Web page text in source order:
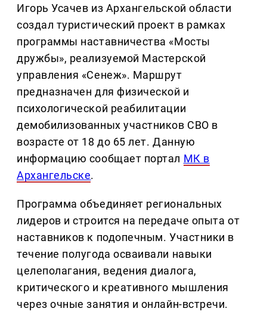
Игорь Усачев из Архангельской области
создал туристический проект в рамках
программы наставничества «Мосты
дружбы», реализуемой Мастерской
управления «Сенеж». Маршрут
предназначен для физической и
психологической реабилитации
демобилизованных участников СВО в
возрасте от 18 до 65 лет. Данную
информацию сообщает портал МК в
Архангельске.
Программа объединяет региональных
лидеров и строится на передаче опыта от
наставников к подопечным. Участники в
течение полугода осваивали навыки
целеполагания, ведения диалога,
критического и креативного мышления
через очные занятия и онлайн-встречи.